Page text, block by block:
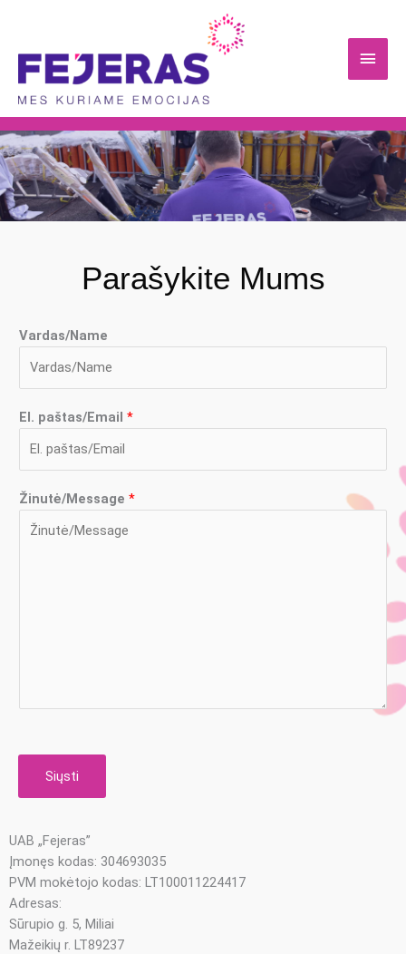
turinio
Parašykite Mums
Vardas/Name
El. paštas/Email *
Žinutė/Message *
Siųsti
UAB „Fejeras”
Įmonęs kodas: 304693035
PVM mokėtojo kodas: LT100011224417
Adresas:
Sūrupio g. 5, Miliai
Mažeikių r. LT89237